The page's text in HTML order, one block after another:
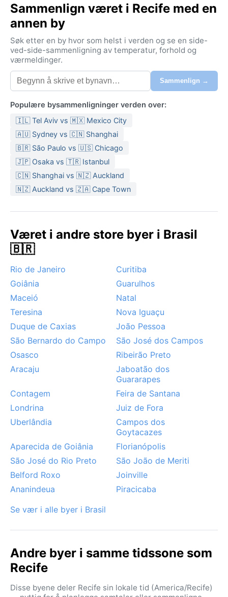
Sammenlign været i Recife med en
annen by
Søk etter en by hvor som helst i verden og se en side-
ved-side-sammenligning av temperatur, forhold og
værmeldinger.
Sammenlign →
Populære bysammenligninger verden over:
🇮🇱 Tel Aviv vs 🇲🇽 Mexico City
🇦🇺 Sydney vs 🇨🇳 Shanghai
🇧🇷 São Paulo vs 🇺🇸 Chicago
🇯🇵 Osaka vs 🇹🇷 Istanbul
🇨🇳 Shanghai vs 🇳🇿 Auckland
🇳🇿 Auckland vs 🇿🇦 Cape Town
Været i andre store byer i Brasil
🇧🇷
Rio de Janeiro
Curitiba
Goiânia
Guarulhos
Maceió
Natal
Teresina
Nova Iguaçu
Duque de Caxias
João Pessoa
São Bernardo do Campo
São José dos Campos
Osasco
Ribeirão Preto
Aracaju
Jaboatão dos
Guararapes
Contagem
Feira de Santana
Londrina
Juiz de Fora
Uberlândia
Campos dos
Goytacazes
Aparecida de Goiânia
Florianópolis
São José do Rio Preto
São João de Meriti
Belford Roxo
Joinville
Ananindeua
Piracicaba
Se vær i alle byer i Brasil
Andre byer i samme tidssone som
Recife
Disse byene deler Recife sin lokale tid (America/Recife)